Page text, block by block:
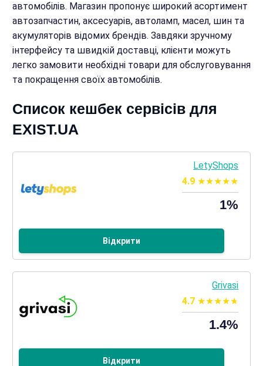
автомобілів. Магазин пропонує широкий асортимент
автозапчастин, аксесуарів, автоламп, масел, шин та
акумуляторів відомих брендів. Завдяки зручному
інтерфейсу та швидкій доставці, клієнти можуть
легко замовити необхідні товари для обслуговування
та покращення своїх автомобілів.
Список кешбек сервісів для
EXIST.UA
LetyShops
4.9
1%
Відкрити
Grivasi
4.7
1.4%
Відкрити